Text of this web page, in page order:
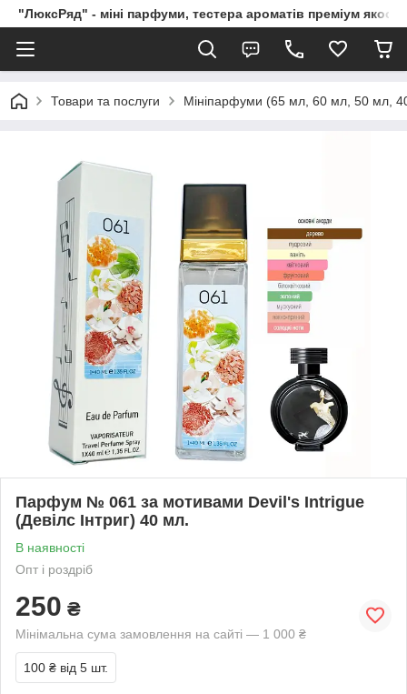
"ЛюксРяд" - міні парфуми, тестера ароматів преміум
Товари та послуги Мініпарфуми (65 мл, 60 мл, 50 мл,
Парфум № 061 за мотивами Devil's Intrigue
(Девілс Інтриг) 40 мл.
В наявності
Опт і роздріб
250 ₴
Мінімальна сума замовлення на сайті — 1 000 ₴
100 ₴ від 5 шт.